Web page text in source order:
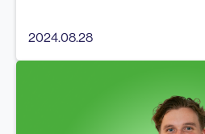
2024.08.28